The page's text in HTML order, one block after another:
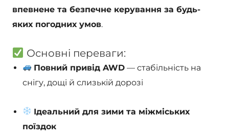
впевнене та безпечне керування за будь-
яких погодних умов.
Основні переваги:
Повний привід AWD — стабільність на
снігу, дощі й слизькій дорозі
Ідеальний для зими та міжміських
поїздок